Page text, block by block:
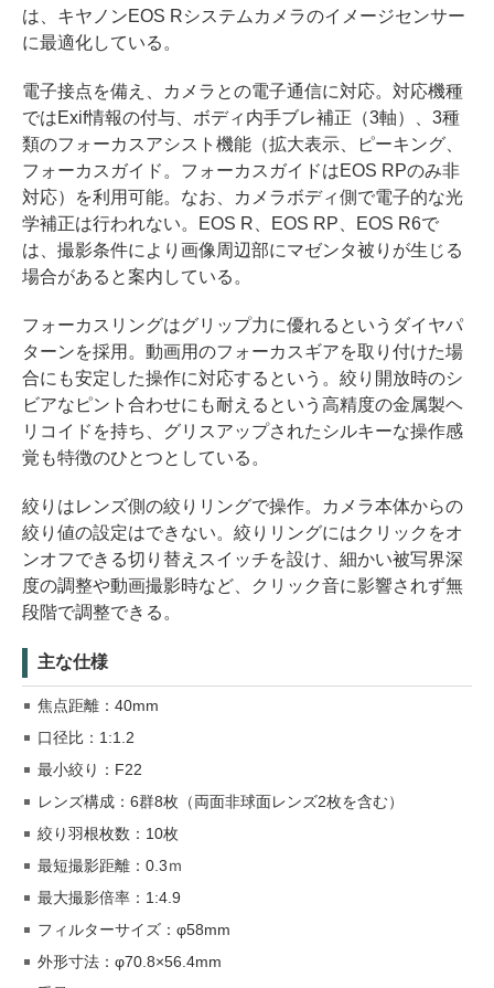
は、キヤノンEOS Rシステムカメラのイメージセンサー
に最適化している。
電子接点を備え、カメラとの電子通信に対応。対応機種
ではExif情報の付与、ボディ内手ブレ補正（3軸）、3種
類のフォーカスアシスト機能（拡大表示、ピーキング、
フォーカスガイド。フォーカスガイドはEOS RPのみ非
対応）を利用可能。なお、カメラボディ側で電子的な光
学補正は行われない。EOS R、EOS RP、EOS R6で
は、撮影条件により画像周辺部にマゼンタ被りが生じる
場合があると案内している。
フォーカスリングはグリップ力に優れるというダイヤパ
ターンを採用。動画用のフォーカスギアを取り付けた場
合にも安定した操作に対応するという。絞り開放時のシ
ビアなピント合わせにも耐えるという高精度の金属製ヘ
リコイドを持ち、グリスアップされたシルキーな操作感
覚も特徴のひとつとしている。
絞りはレンズ側の絞りリングで操作。カメラ本体からの
絞り値の設定はできない。絞りリングにはクリックをオ
ンオフできる切り替えスイッチを設け、細かい被写界深
度の調整や動画撮影時など、クリック音に影響されず無
段階で調整できる。
主な仕様
焦点距離：40mm
口径比：1:1.2
最小絞り：F22
レンズ構成：6群8枚（両面非球面レンズ2枚を含む）
絞り羽根枚数：10枚
最短撮影距離：0.3ｍ
最大撮影倍率：1:4.9
フィルターサイズ：φ58mm
外形寸法：φ70.8×56.4mm